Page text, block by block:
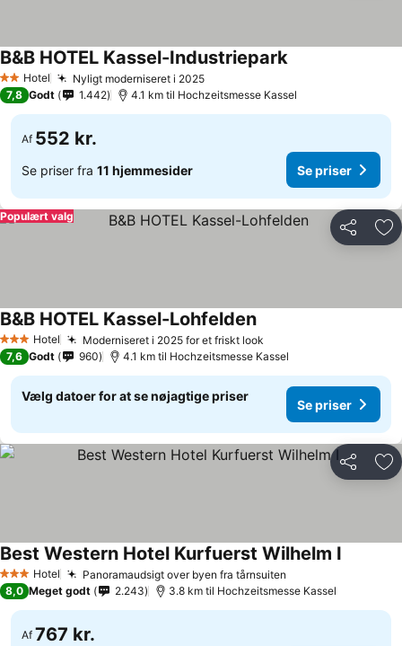
2 Stjerner
Hotel Nyligt moderniseret i 2025
B&B HOTEL Kassel-Industriepark
7,8 Godt 1.442 4.1 km til Hochzeitsmesse Kassel
Af 552 kr.
Se priser fra 11 hjemmesider Se priser
Del
Populært valg
3 StjernerHotel Moderniseret i 2025 for et friskt look
B&B HOTEL Kassel-Lohfelden
7,6 Godt 960 4.1 km til Hochzeitsmesse Kassel
Vælg datoer for at se nøjagtige priser
Se priser
Del
3 StjernerHotel Panoramaudsigt over byen fra tårnsuiten
Best Western Hotel Kurfuerst Wilhelm I
8,0 Meget godt 2.243 3.8 km til Hochzeitsmesse Kassel
Af 767 kr.